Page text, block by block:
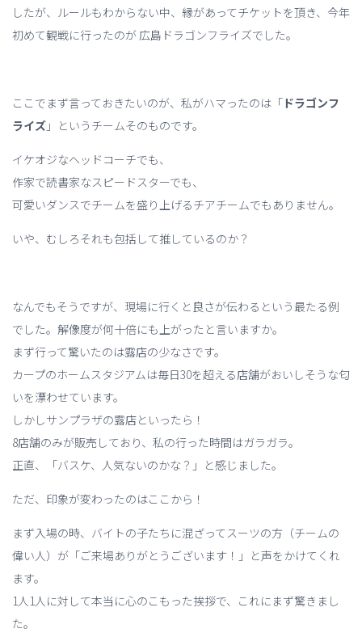
したが、ルールもわからない中、縁があってチケットを頂き、今年
初めて観戦に行ったのが 広島ドラゴンフライズでした。
ここでまず言っておきたいのが、私がハマったのは「ドラゴンフ
ライズ 」というチームそのものです。
イケオジなヘッドコーチでも、
作家で読書家なスピードスターでも、
可愛いダンスでチームを盛り上げるチアチームでもありません。
いや、むしろそれも包括して推しているのか？
なんでもそうですが、現場に行くと良さが伝わるという最たる例
でした。解像度が何十倍にも上がったと言いますか。
まず行って驚いたのは露店の少なさです。
カープのホームスタジアムは毎日30を超える店舗がおいしそうな匂
いを漂わせています。
しかしサンプラザの露店といったら！
8店舗のみが販売しており、私の行った時間はガラガラ。
正直、「バスケ、人気ないのかな？」と感じました。
ただ、印象が変わったのはここから！
まず入場の時、バイトの子たちに混ざってスーツの方（チームの
偉い人）が「ご来場ありがとうございます！」と声をかけてくれ
ます。
1人1人に対して本当に心のこもった挨拶で、これにまず驚きまし
た。